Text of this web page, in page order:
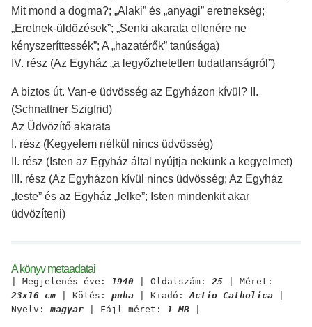
Mit mond a dogma?; „Alaki” és „anyagi” eretnekség;
„Eretnek-üldözések”; „Senki akarata ellenére ne
kényszeríttessék”; A „hazatérők” tanúsága)
IV. rész (Az Egyház „a legyőzhetetlen tudatlanságról”)
A biztos út. Van-e üdvösség az Egyházon kívül? II.
(Schnattner Szigfrid)
Az Üdvözítő akarata
I. rész (Kegyelem nélkül nincs üdvösség)
II. rész (Isten az Egyház által nyújtja nekünk a kegyelmet)
III. rész (Az Egyházon kívül nincs üdvösség; Az Egyház
„teste” és az Egyház „lelke”; Isten mindenkit akar
üdvözíteni)
A könyv metaadatai
| Megjelenés éve: 1940 | Oldalszám: 25 | Méret:
23x16 cm | Kötés: puha | Kiadó:Actio Catholica
Nyelv: magyar | Fájl méret: 1 MB